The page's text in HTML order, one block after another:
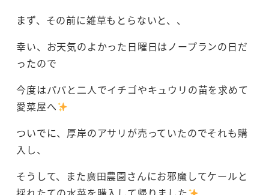
まず、その前に雑草もとらないと、、
幸い、お天気のよかった日曜日はノープランの日だ
ったので
今度はパパと二人でイチゴやキュウリの苗を求めて
愛菜屋へ
ついでに、厚岸のアサリが売っていたのでそれも購
入し、
そうして、また廣田農園さんにお邪魔してケールと